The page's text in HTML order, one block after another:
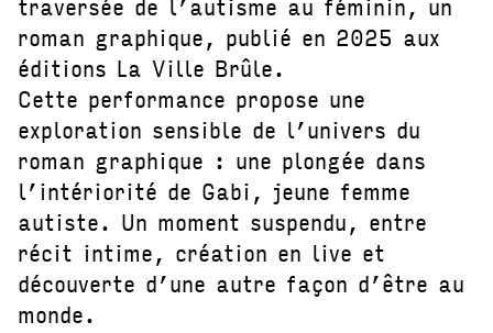
roman graphique, publié en 2025 aux
éditions La Ville Brûle.
Cette performance propose une
exploration sensible de l’univers du
roman graphique : une plongée dans
l’intériorité de Gabi, jeune femme
autiste. Un moment suspendu, entre
récit intime, création en live et
découverte d’une autre façon d’être au
monde.